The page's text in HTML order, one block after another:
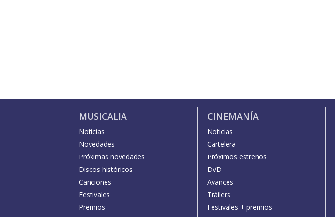
MUSICALIA
Noticias
Novedades
Próximas novedades
Discos históricos
Canciones
Festivales
Premios
CINEMANÍA
Noticias
Cartelera
Próximos estrenos
DVD
Avances
Tráilers
Festivales + premios